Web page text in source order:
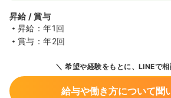
昇給 / 賞与
昇給：年1回
賞与：年2回
希望や経験をもとに、LINEで相
給与や働き方について聞